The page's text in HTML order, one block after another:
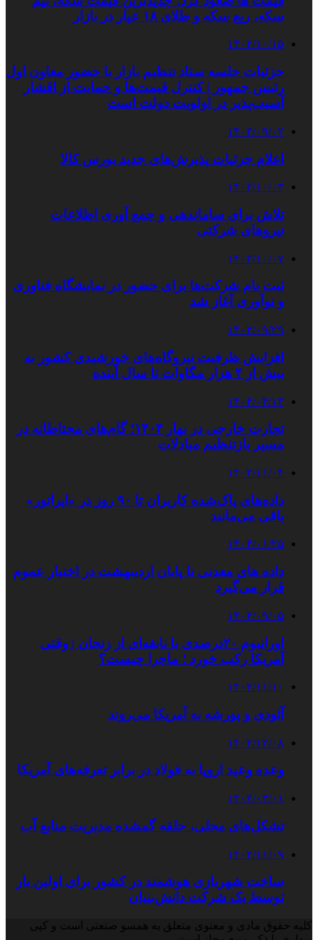
سکه، ربع سکه و طلای ۱۸ عیار در بازار
۱۴۰۲/۱۰/۱۵
جزئیات جلسه ستاد تنظیم بازار با حضور معاون اول
رئیس جمهور | کنترل قیمت‌ها و حمایت از اقشار
آسیب‌پذیر در اولویت دولت است
۱۴۰۳/۰۹/۰۲
اعلام جزئیات پذیرش‌های جدید بورس کالا
۱۴۰۳/۱۰/۰۳
تلاش برای ساماندهی و جمع آوری اطلاعات
نیروهای شرکتی
۱۴۰۳/۱۰/۰۷
ثبت نام شرکت‌ها برای حضور در نمایشگاه فناوری
و نوآوری آغاز شد
۱۴۰۳/۰۹/۲۹
افزایش ظرفیت نیروگاه‌های خورشیدی کشور به
بیش از ۴ هزار مگاوات تا سال آینده
۱۴۰۴/۰۴/۱۳
تجارت خارجی در بهار ۱۴۰۴؛ گام‌های محتاطانه در
مسیر بازتنظیم مبادلات
۱۴۰۲/۱۱/۰۴
داده‌های پاک‌شده کاربران تا ۹۰ روز در «اپراتور»
باقی می‌مانند
۱۴۰۴/۰۱/۲۵
داده های معدنی تا پایان اردیبهشت در اختیار عموم
قرار می‌گیرد
۱۴۰۳/۰۹/۰۵
اورانیوم ۲۰درصدی با نابغه‌ای از زنجان | وقتی
آمریکا رکب خورد ؛ ماجرا چیست؟
۱۴۰۲/۱۱/۱۰
آئودی و پورشه به آمریکا می‌روند
۱۴۰۲/۱۲/۰۸
وعده وعید اروپا به فولاد در برابر تعرفه‌های آمریکا
۱۴۰۴/۰۳/۰۱
تشکل‌های محلی، حلقه گمشده مدیریت منابع آب
۱۴۰۲/۱۱/۰۹
ساخت شهربازی هوشمند در کشور برای اولین ‌بار
توسط یک شرکت دانش‌بنیان
کلیه حقوق مادی و معنوی متعلق به همسو صنعتی است و کپی